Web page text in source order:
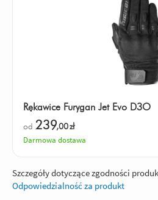
Rękawice Furygan Jet Evo D3O
od 239,00zł
Darmowa dostawa
Szczegóły dotyczące zgodności
Odpowiedzialność za produkt